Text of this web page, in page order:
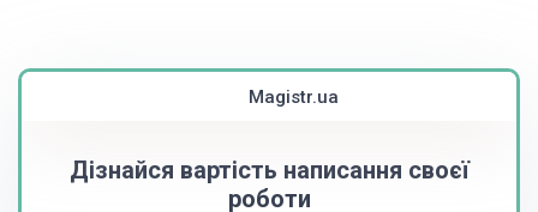
Magistr.ua
Дізнайся вартість написання своєї
роботи